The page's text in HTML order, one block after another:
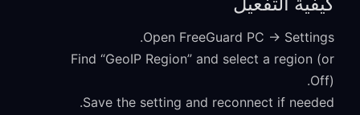
Open FreeGuard PC → Settings.
Find “GeoIP Region” and select a region (or
Off).
Save the setting and reconnect if needed.